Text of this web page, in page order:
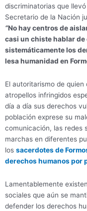
discriminatorias que
Secretario de la Nación
“No hay centros de
casi un chiste hablar de
sistemáticamente los
lesa humanidad en
El autoritarismo de
atropellos infringidos
día a día sus derechos
población exprese su
comunicación, las redes
marchas en diferentes
los sacerdotes de
derechos humanos por
Lamentablemente
sociales que aún se
defender los derechos